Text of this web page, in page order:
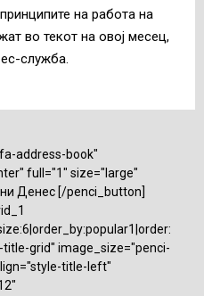
на работа на
во текот на овој месец,
служба.
address-book"
full="1" size="large"
Денес [/penci_button]
title-grid" image_size="penci-
title-left"